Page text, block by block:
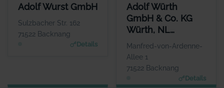
Adolf Wurst GmbH
Sulzbacher Str. 162
71522 Backnang
Details
ADOLF WURST GMBH
Herr Mario Bay
www.badforumbacknan
g.de
Adolf Würth
GmbH & Co. KG
Würth, NL
Backnang
Manfred-von-Ardenne-
Allee 1
71522 Backnang
Details
ADOLF WÜRTH GMBH & CO.